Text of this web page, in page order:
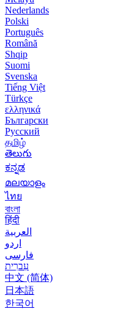
Nederlands
Polski
Português
Română
Shqip
Suomi
Svenska
Tiếng Việt
Türkçe
ελληνικά
Български
Русский
தமிழ்
తెలుగు
ಕನ್ನಡ
മലയാളം
ไทย
বাংলা
हिंदी
العربية
اردو
فارسی
עִברִית
中文 (简体)
日本語
한국어